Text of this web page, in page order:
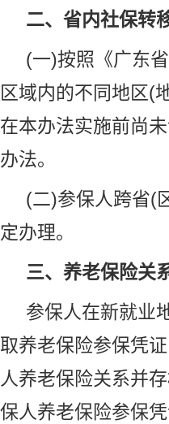
二、省内社保转
(一)按照《广东
区域内的不同地区(
在本办法实施前尚
办法。
(二)参保人跨省(
定办理。
三、养老保险关
参保人在新就业
取养老保险参保凭
人养老保险关系并
保人养老保险参保凭